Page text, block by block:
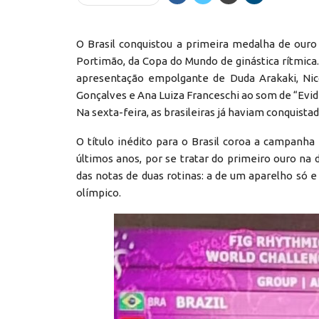
O Brasil conquistou a primeira medalha de
Portimão, da Copa do Mundo de ginástica
apresentação empolgante de Duda Arakaki,
Gonçalves e Ana Luiza Franceschi ao som de
Na sexta-feira, as brasileiras já haviam
O título inédito para o Brasil coroa a
últimos anos, por se tratar do primeiro ouro na
das notas de duas rotinas: a de um aparelho só
olímpico.